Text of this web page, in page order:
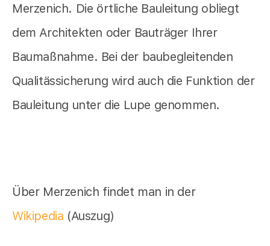
Merzenich. Die örtliche Bauleitung obliegt
dem Architekten oder Bauträger Ihrer
Baumaßnahme. Bei der baubegleitenden
Qualitässicherung wird auch die Funktion der
Bauleitung unter die Lupe genommen.
Über Merzenich findet man in der
Wikipedia (Auszug)